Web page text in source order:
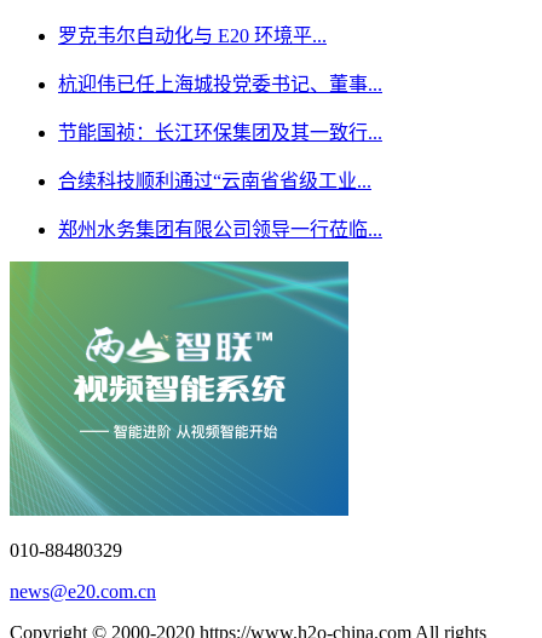
罗克韦尔自动化与 E20 环境平...
杭迎伟已任上海城投党委书记、董事...
节能国祯：长江环保集团及其一致行...
合续科技顺利通过“云南省省级工业...
郑州水务集团有限公司领导一行莅临...
010-88480329
news@e20.com.cn
Copyright © 2000-2020 https://www.h2o-china.com All rights